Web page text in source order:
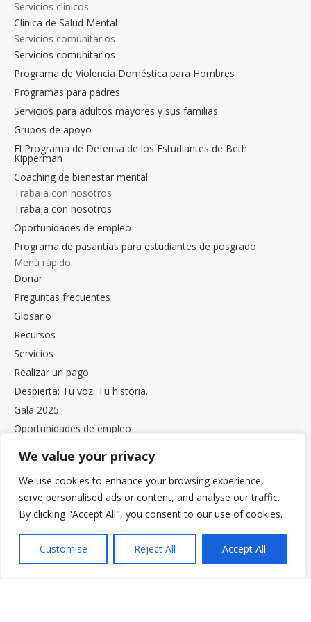
We value your privacy
We use cookies to enhance your browsing experience,
serve personalised ads or content, and analyse our traffic.
By clicking "Accept All", you consent to our use of cookies.
Customise Reject All Accept All
Servicios clínicos
Clínica de Salud Mental
Servicios comunitarios
Servicios comunitarios
Programa de Violencia Doméstica para Hombres
Programas para padres
Servicios para adultos mayores y sus familias
Grupos de apoyo
El Programa de Defensa de los Estudiantes de Beth
Kipperman
Coaching de bienestar mental
Trabaja con nosotros
Trabaja con nosotros
Oportunidades de empleo
Programa de pasantías para estudiantes de posgrado
Menú rápido
Donar
Preguntas frecuentes
Glosario
Recursos
Servicios
Realizar un pago
Despierta: Tu voz. Tu historia.
Gala 2025
Oportunidades de empleo
Boletín informativo de VCS